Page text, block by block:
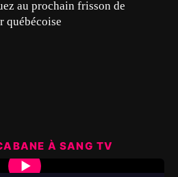
au prochain frisson de
québécoise
À SANG TV
▶